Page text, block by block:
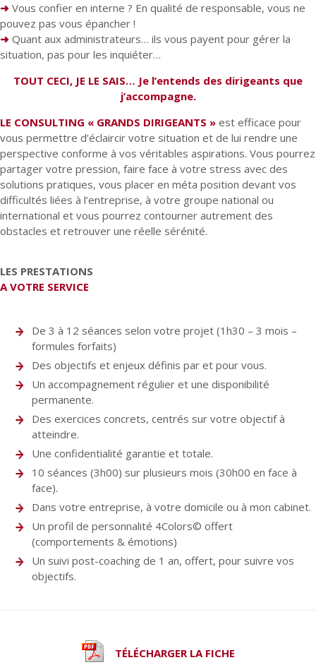
➜ Vous confier en interne ? En qualité de responsable, vous ne
pouvez pas vous épancher !
➜ Quant aux administrateurs… ils vous payent pour gérer la
situation, pas pour les inquiéter…
TOUT CECI, JE LE SAIS… Je l’entends des dirigeants que
j’accompagne.
LE CONSULTING « GRANDS DIRIGEANTS » est efficace pour
vous permettre d’éclaircir votre situation et de lui rendre une
perspective conforme à vos véritables aspirations. Vous pourrez
partager votre pression, faire face à votre stress avec des
solutions pratiques, vous placer en méta position devant vos
difficultés liées à l’entreprise, à votre groupe national ou
international et vous pourrez contourner autrement des
obstacles et retrouver une réelle sérénité.
LES PRESTATIONS
A VOTRE SERVICE
De 3 à 12 séances selon votre projet (1h30 – 3 mois –
formules forfaits)
Des objectifs et enjeux définis par et pour vous.
Un accompagnement régulier et une disponibilité
permanente.
Des exercices concrets, centrés sur votre objectif à
atteindre.
Une confidentialité garantie et totale.
10 séances (3h00) sur plusieurs mois (30h00 en face à
face).
Dans votre entreprise, à votre domicile ou à mon cabinet.
Un profil de personnalité 4Colors© offert
(comportements & émotions)
Un suivi post-coaching de 1 an, offert, pour suivre vos
objectifs.
TÉLÉCHARGER LA FICHE